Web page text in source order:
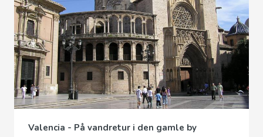
Valencia - På vandretur i den gamle by